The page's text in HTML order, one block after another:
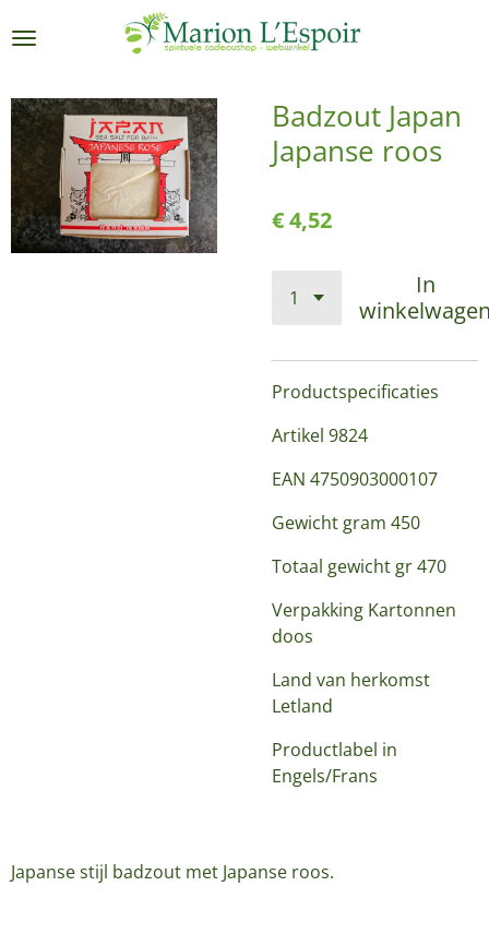
direct
de
hoofdinhoud
Badzout Japan
Japanse roos
€ 4,52
In
Productspecificaties
Artikel 9824
EAN 4750903000107
Gewicht gram 450
Totaal gewicht gr 470
Verpakking Kartonnen
doos
Land van herkomst
Letland
Productlabel in
Engels/Frans
Japanse stijl badzout met Japanse roos.